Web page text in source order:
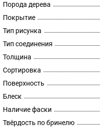
Порода дерева
Покрытие
Тип рисунка
Тип соединения
Толщина
Сортировка
Поверхность
Блеск
Наличие фаски
Твёрдость по бринелю